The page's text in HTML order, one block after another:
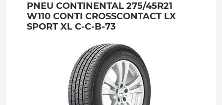
PNEU CONTINENTAL 275/45R21
W110 CONTI CROSSCONTACT LX
SPORT XL C-C-B-73